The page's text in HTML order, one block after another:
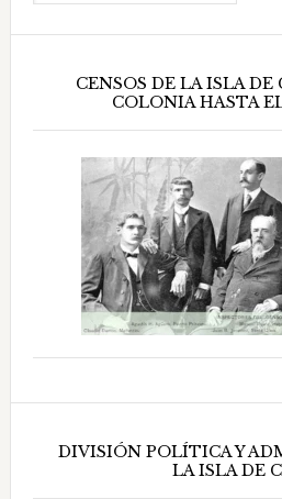
CENSOS DE LA ISLA DE
COLONIA HASTA
DIVISIÓN POLÍTICA Y
LA ISLA DE